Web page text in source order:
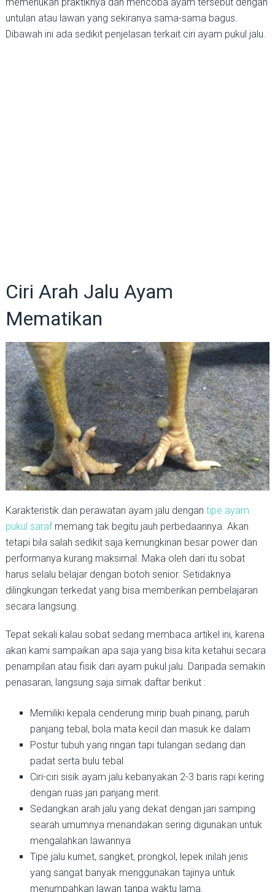
untulan atau lawan yang sekiranya sama-sama bagus.
Dibawah ini ada sedikit penjelasan terkait ciri ayam pukul jalu.
Ciri Arah Jalu Ayam
Mematikan
Karakteristik dan perawatan ayam jalu dengan tipe ayam
pukul sarafmemang tak begitu jauh perbedaannya. Akan
tetapi bila salah sedikit saja kemungkinan besar power dan
performanya kurang maksimal. Maka oleh dari itu sobat
harus selalu belajar dengan botoh senior. Setidaknya
dilingkungan terkedat yang bisa memberikan pembelajaran
secara langsung.
Tepat sekali kalau sobat sedang membaca artikel ini, karena
akan kami sampaikan apa saja yang bisa kita ketahui secara
penampilan atau fisik dari ayam pukul jalu. Daripada semakin
penasaran, langsung saja simak daftar berikut :
Memiliki kepala cenderung mirip buah pinang, paruh
panjang tebal, bola mata kecil dan masuk ke dalam
Postur tubuh yang ringan tapi tulangan sedang dan
padat serta bulu tebal
Ciri-ciri sisik ayam jalu kebanyakan 2-3 baris rapi kering
dengan ruas jari panjang merit.
Sedangkan arah jalu yang dekat dengan jari samping
searah umumnya menandakan sering digunakan untuk
mengalahkan lawannya
Tipe jalu kumet, sangket, prongkol, lepek inilah jenis
yang sangat banyak menggunakan tajinya untuk
menumpahkan lawan tanpa waktu lama.